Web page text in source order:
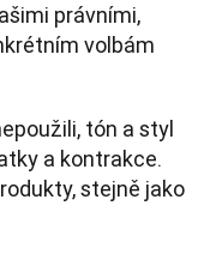
právními,
volbám
tón a styl
a kontrakce.
stejně jako